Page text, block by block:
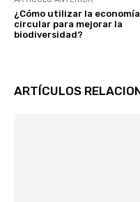
¿Cómo utilizar la economía
circular para mejorar la
biodiversidad?
ARTÍCULOS